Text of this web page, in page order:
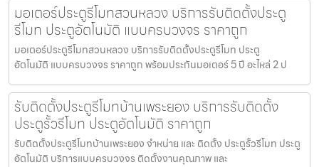
มอเตอร์ประตูรีโมทสวนหลวง บริการรับติดตั้งประตู
รีโมท ประตูอัตโนมัติ แบบครบวงจร ราคาถูก
มอเตอร์ประตูรีโมทสวนหลวง บริการรับติดตั้งประตูรีโมท ประตู
อัตโนมัติ แบบครบวงจร ราคาถูก พร้อมประกันมอเตอร์ 5 ปี อะไหล่ 2 ป
รับติดตั้งประตูรีโมทบ้านเพระยอง บริการรับติดตั้ง
ประตูรั้วรีโมท ประตูอัตโนมัติ ราคาถูก
รับติดตั้งประตูรีโมทบ้านเพระยอง จำหน่าย และ ติดตั้ง ประตูรั้วรีโมท ประตู
อัตโนมัติ บริการแบบครบวงจร ติดตั้งงานคุณภาพ และ